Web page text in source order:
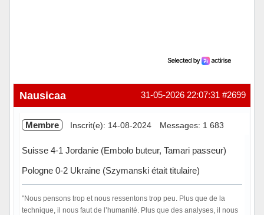
#2699
31-05-2026 22:07:31
Nausicaa
Membre Inscrit(e): 14-08-2024 Messages: 1 683
Suisse 4-1 Jordanie (Embolo buteur, Tamari passeur)
Pologne 0-2 Ukraine (Szymanski était titulaire)
"Nous pensons trop et nous ressentons trop peu. Plus que de la
technique, il nous faut de l’humanité. Plus que des analyses, il nous